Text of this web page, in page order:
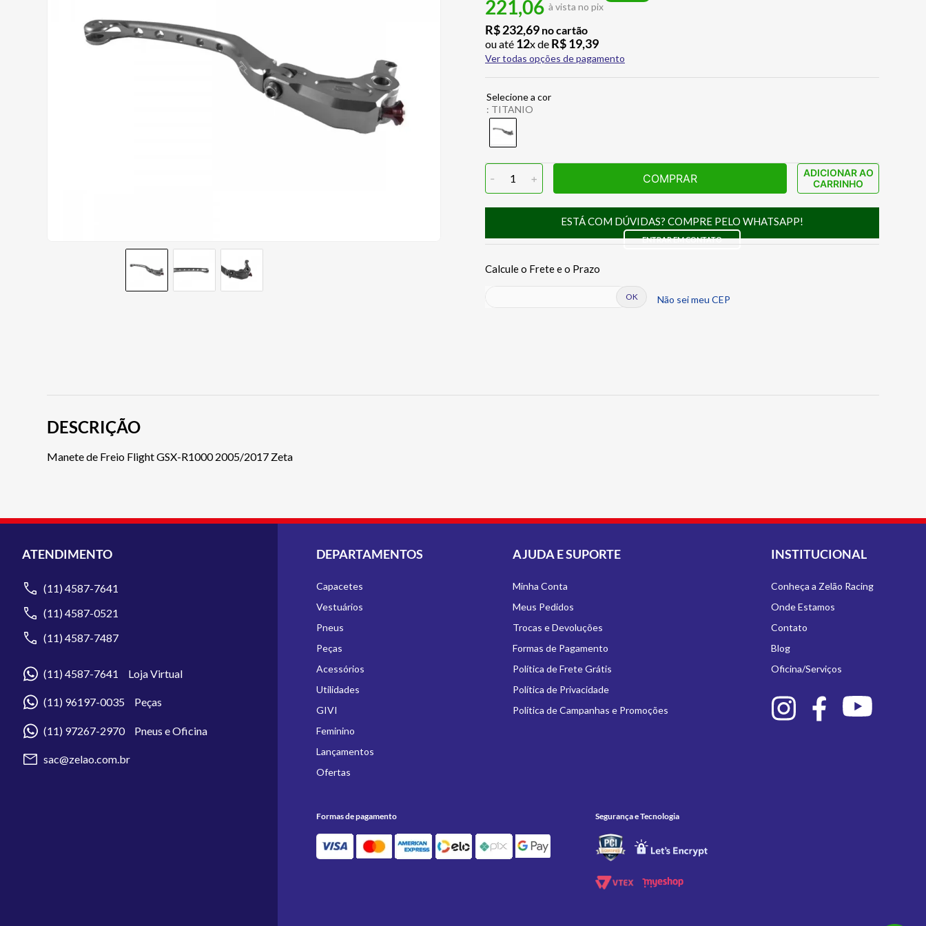
221,06 à vista no pix
R$232,69 no cartão
ou até 12x de R$19,39
Ver todas opções de pagamento
: TITANIO
- 1 + COMPRAR
ADICIONAR AO
CARRINHO
ESTÁ COM DÚVIDAS? COMPRE PELO WHATSAPP!
ENTRAR EM CONTATO
Não sei meu CEP
DESCRIÇÃO
Manete de Freio Flight GSX-R1000 2005/2017 Zeta
ATENDIMENTO
(11) 4587-7641
(11) 4587-0521
(11) 4587-7487
(11) 4587-7641 Loja Virtual
(11) 96197-0035 Peças
(11) 97267-2970 Pneus e Oficina
sac@zelao.com.br
DEPARTAMENTOS
Capacetes
Vestuários
Pneus
Peças
Acessórios
Utilidades
GIVI
Feminino
Lançamentos
Ofertas
AJUDA E SUPORTE
Minha Conta
Meus Pedidos
Trocas e Devoluções
Formas de Pagamento
Política de Frete Grátis
Política de Privacidade
Política de Campanhas e Promoções
INSTITUCIONAL
Conheça a Zelão Racing
Onde Estamos
Contato
Blog
Oficina/Serviços
Formas de pagamento Segurança e Tecnologia
9º CALÇA
BOTAS